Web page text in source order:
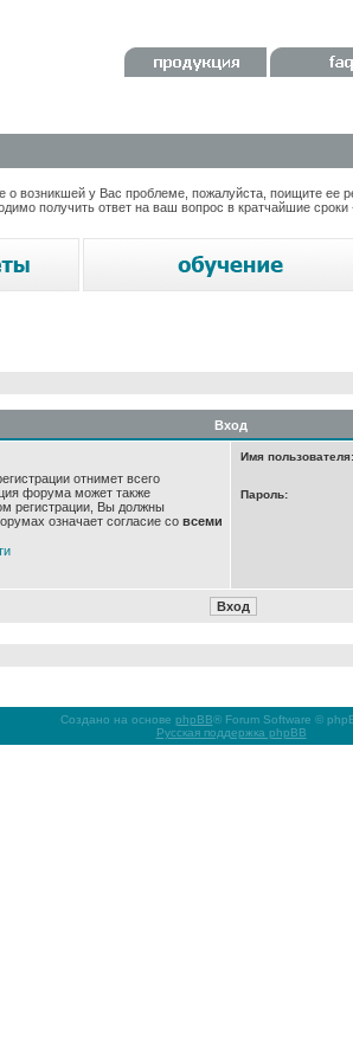
у Вас проблеме, пожалуйста, поищите ее
получить ответ на ваш вопрос в кратчайшие
Вход
отнимет всего
форума может также
регистрации, Вы должны
означает согласие со всеми
Имя пользователя:
Пароль:
Создано на основе phpBB® Forum Software ©
Русская поддержка phpBB